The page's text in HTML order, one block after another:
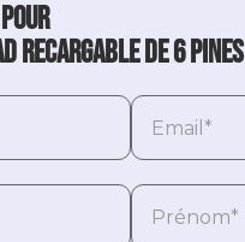
recargable de 6 pines